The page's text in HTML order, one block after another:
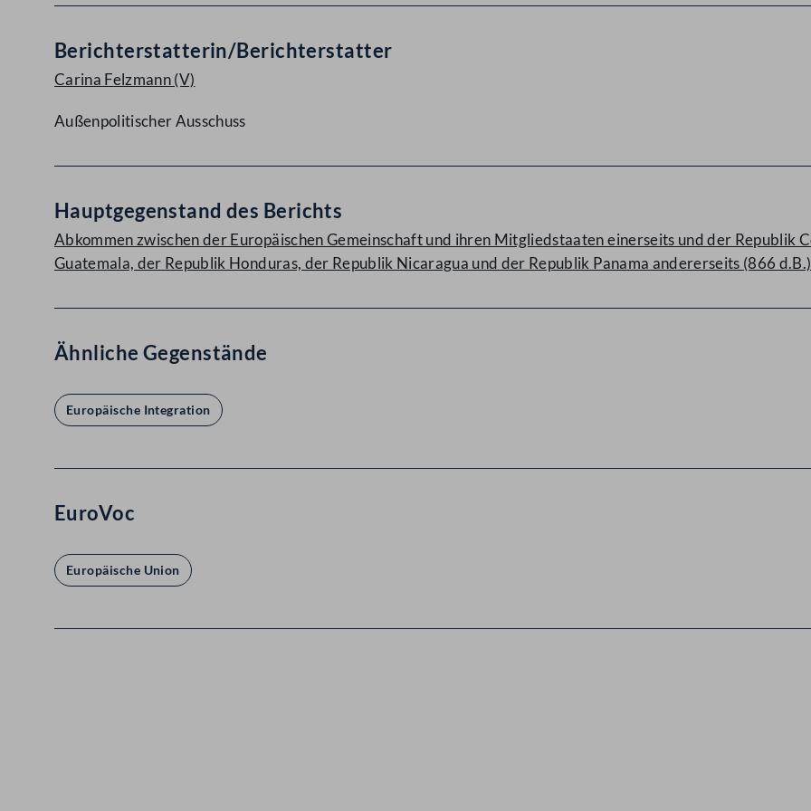
Berichterstatterin/Berichterstatter
Carina Felzmann(V)
Außenpolitischer Ausschuss
Hauptgegenstand des Berichts
Abkommen zwischen der Europäischen Gemeinschaft und ihren Mitgliedstaaten einerseits und der Republik
Guatemala, der Republik Honduras, der Republik Nicaragua und der Republik Panama andererseits (866 d.B.)
Ähnliche Gegenstände
Europäische Integration
EuroVoc
Europäische Union